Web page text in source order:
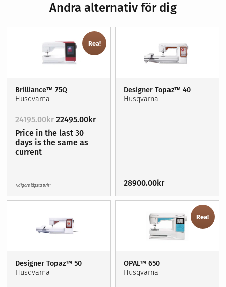
Andra alternativ för dig
Rea!
Brilliance™ 75Q
Husqvarna
24195.00krDet
ursprungliga
priset
var:
22495.00krDet
Price in the last 30
days is the same as
current
Tidigare lägsta pris:
Designer Topaz™ 40
Husqvarna
28900.00kr
Designer Topaz™ 50
Husqvarna
Rea!
OPAL™ 650
Husqvarna